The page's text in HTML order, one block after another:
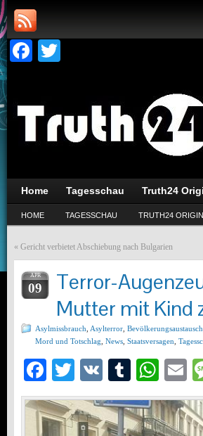
Facebook
Home Tagesschau Truth24
HOME TAGESSCHAU TRUTH24
« Gericht verbietet Abschiebung nach Bulgarien
APR
09
Terror-
Mutter mit Kind
Asylmissbrauch Asylterror Bevölkerungsaustausch
Mord und Totschlag News Staatsversagen
Facebook
Twitter
VK Tumblr